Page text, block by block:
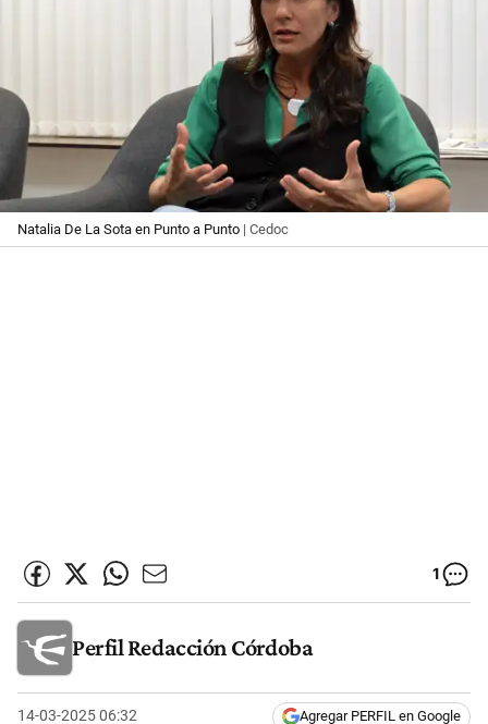
Natalia De La Sota en Punto a Punto | Cedoc
1
Perfil Redacción Córdoba
14-03-2025 06:32 Agregar PERFIL en Google